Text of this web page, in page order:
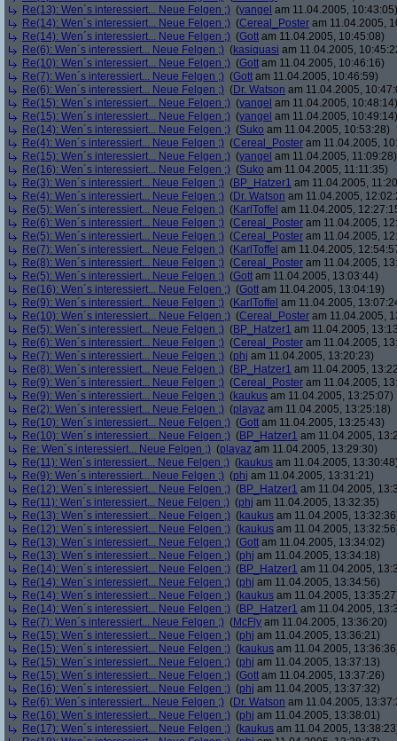
Re(13): Wen´s interessiert... Neue Felgen ;) (yangel am 11.04.2005, 10:43:05)
Re(14): Wen´s interessiert... Neue Felgen ;) (Cereal_Poster am 11.04.2005,
Re(14): Wen´s interessiert... Neue Felgen ;) (Gott am 11.04.2005, 10:45:08)
Re(6): Wen´s interessiert... Neue Felgen ;) (kasiquasi am 11.04.2005,
Re(10): Wen´s interessiert... Neue Felgen ;) (Gott am 11.04.2005, 10:46:16)
Re(7): Wen´s interessiert... Neue Felgen ;) (Gott am 11.04.2005, 10:46:59)
Re(6): Wen´s interessiert... Neue Felgen ;) (Dr. Watson am 11.04.2005,
Re(15): Wen´s interessiert... Neue Felgen ;) (yangel am 11.04.2005, 10:48:14)
Re(15): Wen´s interessiert... Neue Felgen ;) (yangel am 11.04.2005, 10:49:14)
Re(14): Wen´s interessiert... Neue Felgen ;) (Suko am 11.04.2005, 10:53:28)
Re(4): Wen´s interessiert... Neue Felgen ;) (Cereal_Poster am 11.04.2005,
Re(15): Wen´s interessiert... Neue Felgen ;) (yangel am 11.04.2005, 11:09:28)
Re(16): Wen´s interessiert... Neue Felgen ;) (Suko am 11.04.2005, 11:11:35)
Re(3): Wen´s interessiert... Neue Felgen ;) (BP_Hatzer1 am 11.04.2005,
Re(4): Wen´s interessiert... Neue Felgen ;) (Dr. Watson am 11.04.2005,
Re(5): Wen´s interessiert... Neue Felgen ;) (KarlToffel am 11.04.2005,
Re(6): Wen´s interessiert... Neue Felgen ;) (Cereal_Poster am 11.04.2005,
Re(5): Wen´s interessiert... Neue Felgen ;) (Cereal_Poster am 11.04.2005,
Re(7): Wen´s interessiert... Neue Felgen ;) (KarlToffel am 11.04.2005,
Re(8): Wen´s interessiert... Neue Felgen ;) (Cereal_Poster am 11.04.2005,
Re(5): Wen´s interessiert... Neue Felgen ;) (Gott am 11.04.2005, 13:03:44)
Re(16): Wen´s interessiert... Neue Felgen ;) (Gott am 11.04.2005, 13:04:19)
Re(9): Wen´s interessiert... Neue Felgen ;) (KarlToffel am 11.04.2005,
Re(10): Wen´s interessiert... Neue Felgen ;) (Cereal_Poster am 11.04.2005,
Re(5): Wen´s interessiert... Neue Felgen ;) (BP_Hatzer1 am 11.04.2005,
Re(6): Wen´s interessiert... Neue Felgen ;) (Cereal_Poster am 11.04.2005,
Re(7): Wen´s interessiert... Neue Felgen ;) (phj am 11.04.2005, 13:20:23)
Re(8): Wen´s interessiert... Neue Felgen ;) (BP_Hatzer1 am 11.04.2005,
Re(9): Wen´s interessiert... Neue Felgen ;) (Cereal_Poster am 11.04.2005,
Re(9): Wen´s interessiert... Neue Felgen ;) (kaukus am 11.04.2005, 13:25:07)
Re(2): Wen´s interessiert... Neue Felgen ;) (playaz am 11.04.2005, 13:25:18)
Re(10): Wen´s interessiert... Neue Felgen ;) (Gott am 11.04.2005, 13:25:43)
Re(10): Wen´s interessiert... Neue Felgen ;) (BP_Hatzer1 am 11.04.2005,
Re: Wen´s interessiert... Neue Felgen ;) (playaz am 11.04.2005, 13:29:30)
Re(11): Wen´s interessiert... Neue Felgen ;) (kaukus am 11.04.2005,
Re(9): Wen´s interessiert... Neue Felgen ;) (phj am 11.04.2005, 13:31:21)
Re(12): Wen´s interessiert... Neue Felgen ;) (BP_Hatzer1 am 11.04.2005,
Re(11): Wen´s interessiert... Neue Felgen ;) (phj am 11.04.2005, 13:32:35)
Re(13): Wen´s interessiert... Neue Felgen ;) (kaukus am 11.04.2005,
Re(12): Wen´s interessiert... Neue Felgen ;) (kaukus am 11.04.2005,
Re(13): Wen´s interessiert... Neue Felgen ;) (Gott am 11.04.2005, 13:34:02)
Re(13): Wen´s interessiert... Neue Felgen ;) (phj am 11.04.2005, 13:34:18)
Re(14): Wen´s interessiert... Neue Felgen ;) (BP_Hatzer1 am 11.04.2005,
Re(14): Wen´s interessiert... Neue Felgen ;) (phj am 11.04.2005, 13:34:56)
Re(14): Wen´s interessiert... Neue Felgen ;) (kaukus am 11.04.2005,
Re(14): Wen´s interessiert... Neue Felgen ;) (BP_Hatzer1 am 11.04.2005,
Re(7): Wen´s interessiert... Neue Felgen ;) (McFly am 11.04.2005, 13:36:20)
Re(15): Wen´s interessiert... Neue Felgen ;) (phj am 11.04.2005, 13:36:21)
Re(15): Wen´s interessiert... Neue Felgen ;) (kaukus am 11.04.2005,
Re(15): Wen´s interessiert... Neue Felgen ;) (phj am 11.04.2005, 13:37:13)
Re(15): Wen´s interessiert... Neue Felgen ;) (Gott am 11.04.2005, 13:37:26)
Re(16): Wen´s interessiert... Neue Felgen ;) (phj am 11.04.2005, 13:37:32)
Re(6): Wen´s interessiert... Neue Felgen ;) (Dr. Watson am 11.04.2005,
Re(16): Wen´s interessiert... Neue Felgen ;) (phj am 11.04.2005, 13:38:01)
Re(17): Wen´s interessiert... Neue Felgen ;) (kaukus am 11.04.2005,